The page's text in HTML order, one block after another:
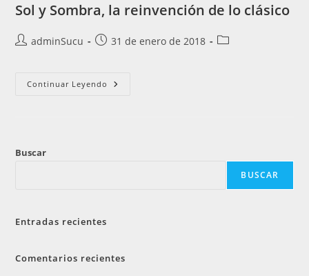
Sol y Sombra, la reinvención de lo clásico
adminSucu 31 de enero de 2018
Continuar Leyendo
Buscar
BUSCAR
Entradas recientes
Comentarios recientes